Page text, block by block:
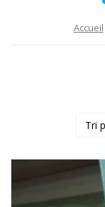
Accueil